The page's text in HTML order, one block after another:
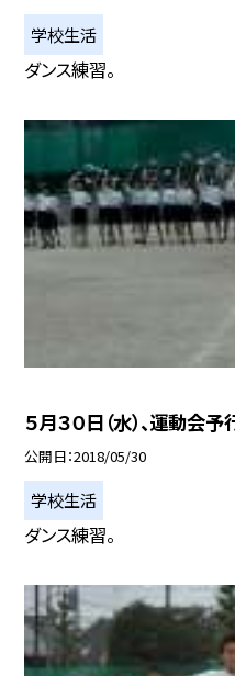
学校生活
ダンス練習。
５月３０日（水）、運動会予
公開日 2018/05/30
学校生活
ダンス練習。